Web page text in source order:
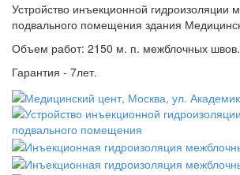
Устройство инъекционной гидроизоляции
подвального помещения здания
Объем работ: 2150 м. п. межблочных швов.
Гарантия - 7лет.